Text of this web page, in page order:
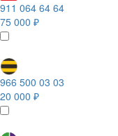
911 064 64 64
75 000 ₽
966 500 03 03
20 000 ₽